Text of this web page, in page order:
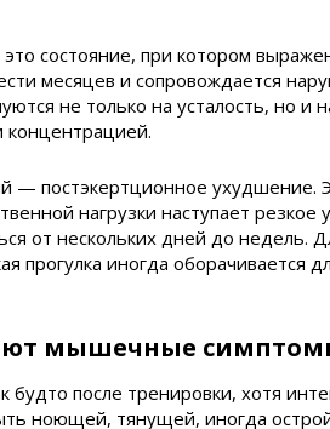
состояние, при котором
месяцев и сопровождается
не только на усталость, но и
концентрацией.
— постэкертционное ухудшение.
нагрузки наступает резкое
от нескольких дней до недель.
прогулка иногда оборачивается
мышечные
после тренировки, хотя
ноющей, тянущей, иногда